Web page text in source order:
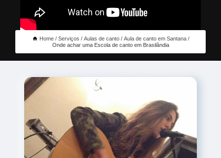
Home Serviços Aulas de canto
Aula de canto em Santana
Onde achar uma Escola de canto em Brasilândia